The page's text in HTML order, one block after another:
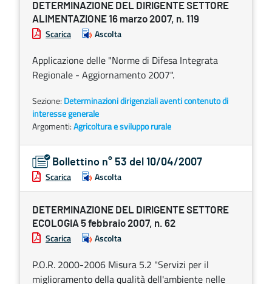
DETERMINAZIONE DEL DIRIGENTE SETTORE
ALIMENTAZIONE 16 marzo 2007, n. 119
Scarica Ascolta
Applicazione delle "Norme di Difesa Integrata
Regionale - Aggiornamento 2007".
Sezione: Determinazioni dirigenziali aventi contenuto di
interesse generale
Argomenti:Agricoltura e sviluppo rurale
Bollettino n° 53 del 10/04/2007
Scarica Ascolta
DETERMINAZIONE DEL DIRIGENTE SETTORE
ECOLOGIA 5 febbraio 2007, n. 62
Scarica Ascolta
P.O.R. 2000-2006 Misura 5.2 "Servizi per il
miglioramento della qualità dell'ambiente nelle